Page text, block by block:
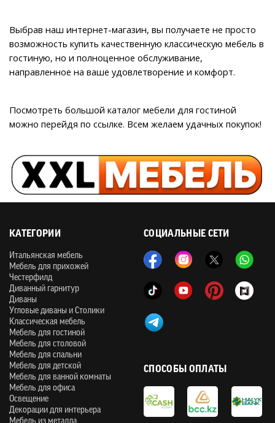
Выбрав наш интернет-магазин, вы получаете не просто
возможность купить качественную классическую мебель в
гостиную, но и полноценное обслуживание,
направленное на ваше удовлетворение и комфорт.
Посмотреть большой каталог мебели для гостиной
можно перейдя по ссылке. Всем желаем удачных покупок!
СОЦИАЛЬНЫЕ СЕТИ
КАТЕГОРИИ
Итальянская мебель
Мебель для прихожей
Честерфилд
Диванный гарнитур
Диваны
Угловые диваны и Столики
Классическая мебель
Мебель для гостиной
Мебель для столовой
Мебель для спальни
Мебель для детской
Мебель для ванной комнаты
Мебель для офиса
Освещение
Декорации для интерьера
СПОСОБЫ ОПЛАТЫ